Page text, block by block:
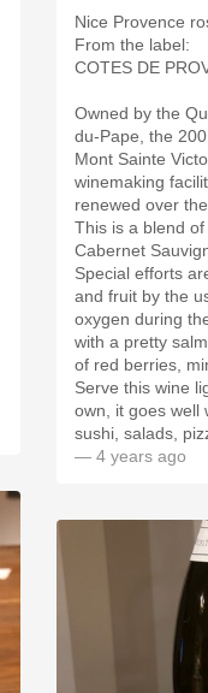
Nice Provence
From the label:
COTES DE
Owned by the
du-Pape, the
Mont Sainte
winemaking
renewed over
This is a blend
Cabernet
Special efforts
and fruit by the
oxygen during
with a pretty
of red berries,
Serve this wine
own, it goes well
sushi, salads,
— 4 years ago